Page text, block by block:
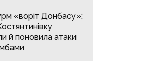
«воріт Донбасу»:
й поновила атаки